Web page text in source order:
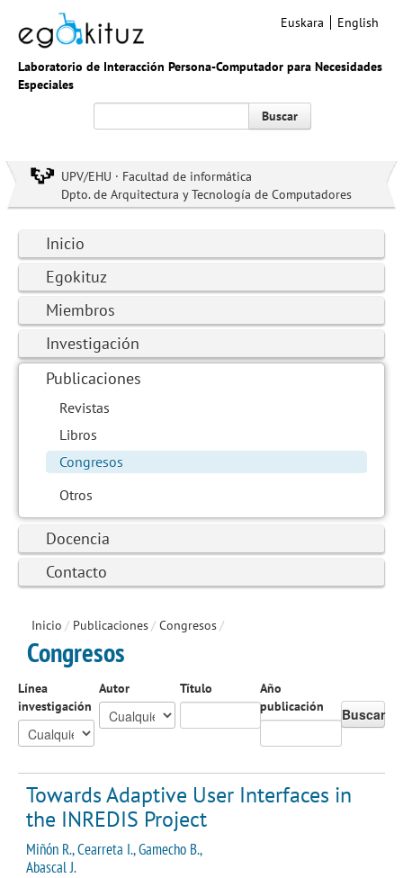
Laboratorio de Interacción Persona-Computador para Necesidades
Especiales
Euskara English
Buscar
UPV/EHU · Facultad de informática
Dpto. de Arquitectura y Tecnología de Computadores
Inicio
Egokituz
Miembros
Investigación
Publicaciones
Revistas
Libros
Congresos
Otros
Docencia
Contacto
Inicio / Publicaciones/ Congresos/
Congresos
Línea
investigación
Autor Título
Año
publicación
Buscar
Towards Adaptive User Interfaces in
the INREDIS Project
Miñón R., Cearreta I., Gamecho B.,
Abascal J.